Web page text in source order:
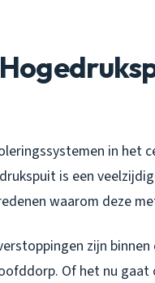
in het
is een
waarom deze
zijn
Of het nu